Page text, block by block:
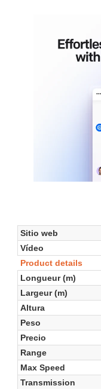
Sitio web
Vídeo
Product details
Longueur (m)
Largeur (m)
Altura
Peso
Precio
Range
Max Speed
Transmission